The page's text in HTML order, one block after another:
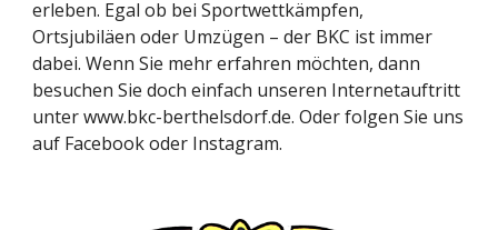
erleben. Egal ob bei Sportwettkämpfen,
Ortsjubiläen oder Umzügen – der BKC ist immer
dabei. Wenn Sie mehr erfahren möchten, dann
besuchen Sie doch einfach unseren Internetauftritt
unter www.bkc-berthelsdorf.de. Oder folgen Sie uns
auf Facebook oder Instagram.